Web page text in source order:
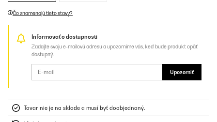
Čo znamenajú tieto stavy?
Informovať o dostupnosti
Zadajte svoju e-mailovú adresu a upozorníme vás, keď bude produkt opäť
dostupný.
Upozorniť
Tovar nie je na sklade a musí byť doobjednaný.